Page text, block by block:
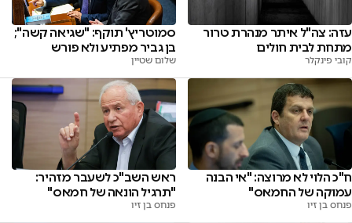
עזה: צה"ל איתר מנהרת טרור
מתחת לבית חולים
קובי פינקלר
סמוטריץ' תוקף: "שגיאה קשה";
בן גביר מפתיע ולא פורש
שלום שטיין
ח"כ הלוי לא מרוצה: "אי הבנה
עמוקה של החמאס"
פנחס בן זיו
ראש השב"כ לשעבר מזהיר:
"תרגיל הונאה של חמאס"
פנחס בן זיו